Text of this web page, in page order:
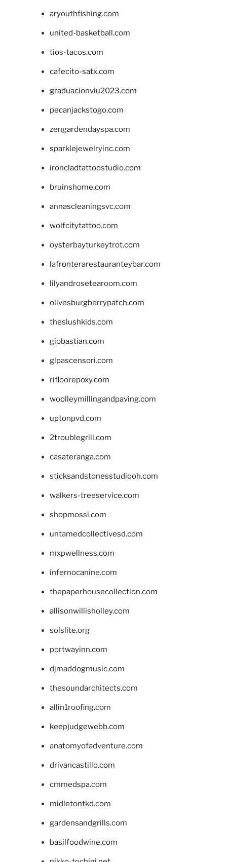
aryouthfishing.com
united-basketball.com
tios-tacos.com
cafecito-satx.com
graduacionviu2023.com
pecanjackstogo.com
zengardendayspa.com
sparklejewelryinc.com
ironcladtattoostudio.com
bruinshome.com
annascleaningsvc.com
wolfcitytattoo.com
oysterbayturkeytrot.com
lafronterarestauranteybar.com
lilyandrosetearoom.com
olivesburgberrypatch.com
theslushkids.com
giobastian.com
glpascensori.com
rifloorepoxy.com
woolleymillingandpaving.com
uptonpvd.com
2troublegrill.com
casateranga.com
sticksandstonesstudiooh.com
walkers-treeservice.com
shopmossi.com
untamedcollectivesd.com
mxpwellness.com
infernocanine.com
thepaperhousecollection.com
allisonwillisholley.com
solslite.org
portwayinn.com
djmaddogmusic.com
thesoundarchitects.com
allin1roofing.com
keepjudgewebb.com
anatomyofadventure.com
drivancastillo.com
cmmedspa.com
midletontkd.com
gardensandgrills.com
basilfoodwine.com